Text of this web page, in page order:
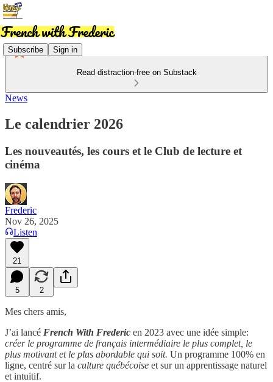
Subscribe Sign in
Read distraction-free on Substack
News
Le calendrier 2026
Les nouveautés, les cours et le Club de lecture et
cinéma
Frederic
Nov 26, 2025
Listen
21
5 2
Mes chers amis,
J’ai lancé French With Frederic en 2023 avec une idée simple:
créer le programme de français intermédiaire le plus complet, le
plus motivant et le plus abordable qui soit. Un programme 100% en
ligne, centré sur la culture québécoise et sur un apprentissage naturel
et intuitif.